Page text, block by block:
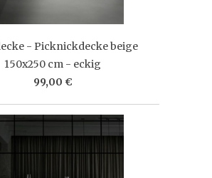
- Picknickdecke beige
150x250 cm - eckig
99,00 €